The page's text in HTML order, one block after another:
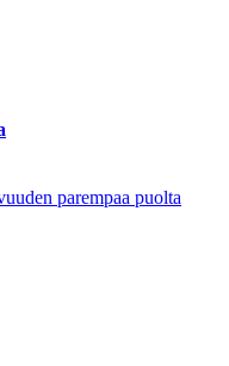
parempaa puolta